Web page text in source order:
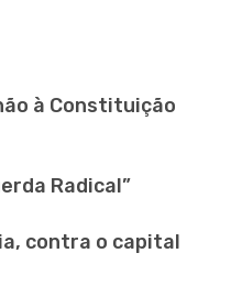
à Constituição
Radical”
contra o capital